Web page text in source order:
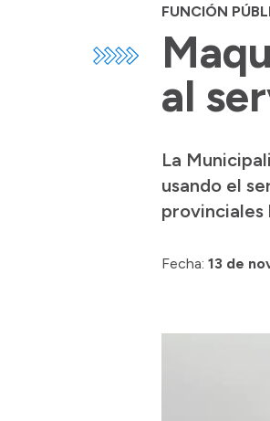
FUNCIÓN
al
La
usando el
provinciales
Fecha: 13 de